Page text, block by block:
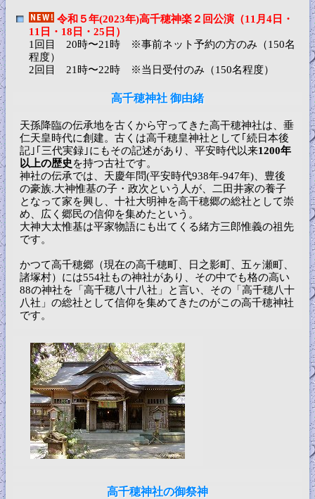
令和５年(2023年)高千穂神楽２回公演（11月4日・
11日・18日・25日）
1回目 20時〜21時 ※事前ネット予約の方のみ（150名
程度）
2回目 21時〜22時 ※当日受付のみ（150名程度）
高千穂神社 御由緒
天孫降臨の伝承地を古くから守ってきた高干穂神社は、垂
仁天皇時代に創建。古くは高千穂皇神社として｢続日本後
記｣｢三代実録｣にもその記述があり、平安時代以来1200年
以上の歴史を持つ古社です。
神社の伝承では、天慶年問(平安時代938年-947年)、豊後
の豪族.大神惟基の子・政次という人が、二田井家の養子
となって家を興し、十社大明神を高干穂郷の総社として崇
め、広く郷民の信仰を集めたという。
大神大太惟基は平家物語にも出てくる緒方三郎惟義の祖先
です。
かつて高千穂郷（現在の高千穂町、日之影町、五ヶ瀬町、
諸塚村）には554社もの神社があり、その中でも格の高い
88の神社を「高千穂八十八社」と言い、その「高千穂八十
八社」の総社として信仰を集めてきたのがこの高千穂神社
です。
高千穂神社の御祭神